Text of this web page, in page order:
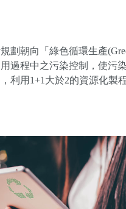
劃朝向「綠色循環生產
過程中之污染控制，使污
利用1+1大於2的資源化